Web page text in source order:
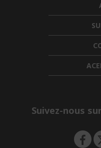
Suivez-nous